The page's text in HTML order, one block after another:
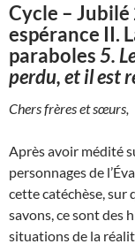
Cycle –
espérance II.
paraboles5.
perdu, et il est
Chers frères et sœurs,
Après avoir médité
personnages de
cette catéchèse, sur
savons, ce sont des
situations de la